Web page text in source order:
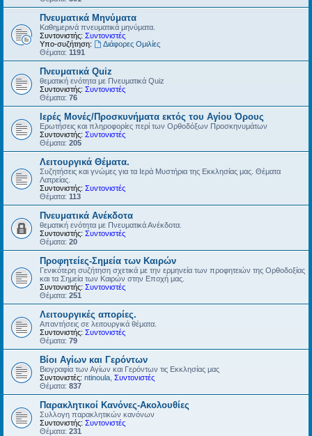
Πνευματικά Μηνύματα
Καθημερινά πνευματικά μηνύματα.
Συντονιστής: Συντονιστές
Υπο-συζήτηση:
Διάφορες Ομιλίες
Θέματα: 1191
Πνευματικά Quiz
θεματική ενότητα με Πνευματικά Quiz
Συντονιστής: Συντονιστές
Θέματα: 76
Ιερές Μονές/Προσκυνήματα εκτός του Αγίου Όρους
Ερωτήσεις και πληροφορίες περί των Ορθοδόξων Προσκηνυμάτων
Συντονιστής: Συντονιστές
Θέματα: 205
Λειτουργικά Θέματα.
Συζητήσεις και γνώμες για τα Ιερά Μυστήρια της Εκκλησίας μας. Θέματα
Λατρείας.
Συντονιστής: Συντονιστές
Θέματα: 113
Πνευματικά Ανέκδοτα
θεματική ενότητα με Πνευματικά Ανέκδοτα.
Συντονιστής: Συντονιστές
Θέματα: 20
Προφητείες-Σημεία των Καιρών
Γενικότερη συζήτηση σχετικά με την ερμηνεία των προφητειών της Ορθοδοξίας
και τα Σημεία των Καιρών στην Εποχή μας.
Συντονιστής: Συντονιστές
Θέματα: 251
Λειτουργικές απορίες.
Απαντήσεις σε λειτουργικά θέματα.
Συντονιστής: Συντονιστές
Θέματα: 79
Βίοι Αγίων και Γερόντων
Βιογραφία των Αγίων και Γερόντων τις Εκκλησίας μας
Συντονιστές: ntinoula Συντονιστές
Θέματα: 837
Παρακλητικοί Κανόνες-Ακολουθίες
Συλλογη παρακλητικών κανόνων
Συντονιστής: Συντονιστές
Θέματα: 231